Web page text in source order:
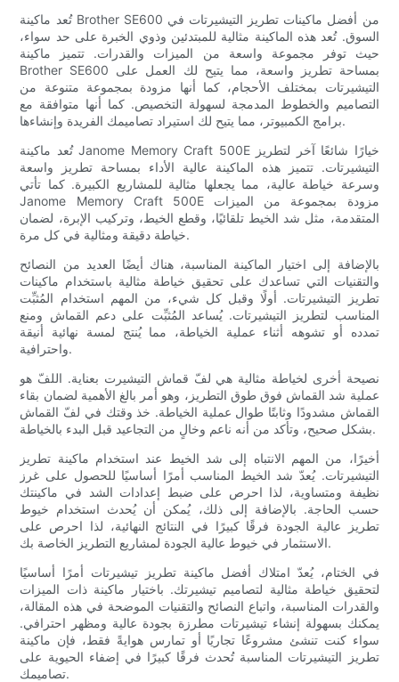
تُعد ماكينة Brother SE600 من أفضل ماكينات تطريز التيشيرتات في
السوق. تُعد هذه الماكينة مثالية للمبتدئين وذوي الخبرة على حد سواء،
حيث توفر مجموعة واسعة من الميزات والقدرات. تتميز ماكينة
Brother SE600 بمساحة تطريز واسعة، مما يتيح لك العمل على
التيشيرتات بمختلف الأحجام، كما أنها مزودة بمجموعة متنوعة من
التصاميم والخطوط المدمجة لسهولة التخصيص. كما أنها متوافقة مع
برامج الكمبيوتر، مما يتيح لك استيراد تصاميمك الفريدة وإنشاءها.
تُعد ماكينة Janome Memory Craft 500E خيارًا شائعًا آخر لتطريز
التيشيرتات. تتميز هذه الماكينة عالية الأداء بمساحة تطريز واسعة
وسرعة خياطة عالية، مما يجعلها مثالية للمشاريع الكبيرة. كما تأتي
Janome Memory Craft 500E مزودة بمجموعة من الميزات
المتقدمة، مثل شد الخيط تلقائيًا، وقطع الخيط، وتركيب الإبرة، لضمان
خياطة دقيقة ومثالية في كل مرة.
بالإضافة إلى اختيار الماكينة المناسبة، هناك أيضًا العديد من النصائح
والتقنيات التي تساعدك على تحقيق خياطة مثالية باستخدام ماكينات
تطريز التيشيرتات. أولًا وقبل كل شيء، من المهم استخدام المُثبِّت
المناسب لتطريز التيشيرتات. يُساعد المُثبِّت على دعم القماش ومنع
تمدده أو تشوهه أثناء عملية الخياطة، مما يُنتج لمسة نهائية أنيقة
واحترافية.
نصيحة أخرى لخياطة مثالية هي لفّ قماش التيشيرت بعناية. اللفّ هو
عملية شد القماش فوق طوق التطريز، وهو أمر بالغ الأهمية لضمان بقاء
القماش مشدودًا وثابتًا طوال عملية الخياطة. خذ وقتك في لفّ القماش
بشكل صحيح، وتأكد من أنه ناعم وخالٍ من التجاعيد قبل البدء بالخياطة.
أخيرًا، من المهم الانتباه إلى شد الخيط عند استخدام ماكينة تطريز
التيشيرتات. يُعدّ شد الخيط المناسب أمرًا أساسيًا للحصول على غرز
نظيفة ومتساوية، لذا احرص على ضبط إعدادات الشد في ماكينتك
حسب الحاجة. بالإضافة إلى ذلك، يُمكن أن يُحدث استخدام خيوط
تطريز عالية الجودة فرقًا كبيرًا في النتائج النهائية، لذا احرص على
الاستثمار في خيوط عالية الجودة لمشاريع التطريز الخاصة بك.
في الختام، يُعدّ امتلاك أفضل ماكينة تطريز تيشيرتات أمرًا أساسيًا
لتحقيق خياطة مثالية لتصاميم تيشيرتك. باختيار ماكينة ذات الميزات
والقدرات المناسبة، واتباع النصائح والتقنيات الموضحة في هذه المقالة،
يمكنك بسهولة إنشاء تيشيرتات مطرزة بجودة عالية ومظهر احترافي.
سواء كنت تنشئ مشروعًا تجاريًا أو تمارس هوايةً فقط، فإن ماكينة
تطريز التيشيرتات المناسبة تُحدث فرقًا كبيرًا في إضفاء الحيوية على
تصاميمك.